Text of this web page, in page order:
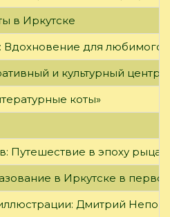
в Иркутске
Вдохновение для любимого
и культурный центр
коты»
Путешествие в эпоху
в Иркутске в
Дмитрий